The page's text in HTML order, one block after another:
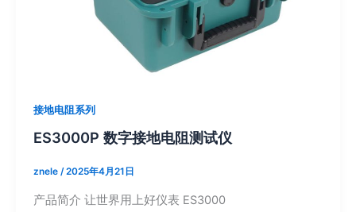
接地电阻系列
ES3000P 数字接地电阻测试仪
znele /2025年4月21日
产品简介 让世界用上好仪表 ES3000